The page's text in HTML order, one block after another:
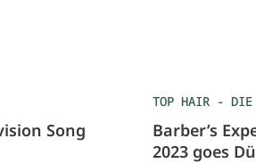
Song
TOP HAIR - DIE
Barber’s
2023 goes